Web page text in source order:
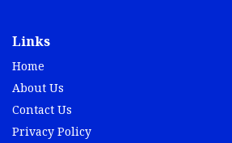
Links
Home
About Us
Contact Us
Privacy Policy